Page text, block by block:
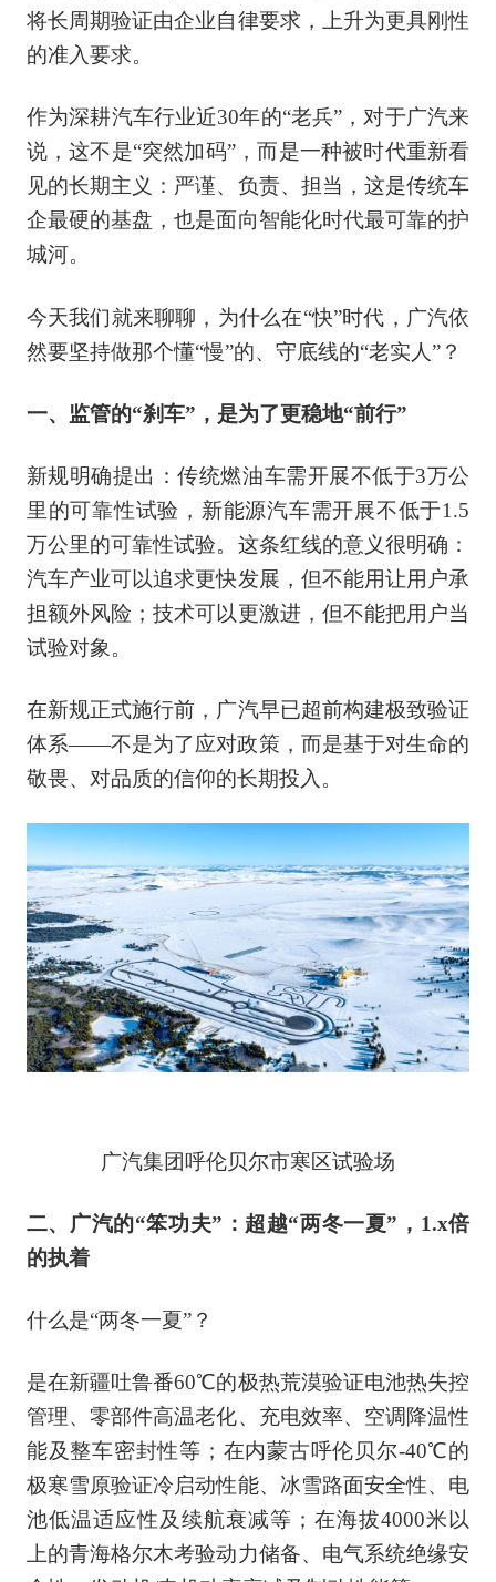
将长周期验证由企业自律要求，上升为更具刚性
的准入要求。
作为深耕汽车行业近30年的“老兵”，对于广汽来
说，这不是“突然加码”，而是一种被时代重新看
见的长期主义：严谨、负责、担当，这是传统车
企最硬的基盘，也是面向智能化时代最可靠的护
城河。
今天我们就来聊聊，为什么在“快”时代，广汽依
然要坚持做那个懂“慢”的、守底线的“老实人”？
一、监管的“刹车”，是为了更稳地“前行”
新规明确提出：传统燃油车需开展不低于3万公
里的可靠性试验，新能源汽车需开展不低于1.5
万公里的可靠性试验。这条红线的意义很明确：
汽车产业可以追求更快发展，但不能用让用户承
担额外风险；技术可以更激进，但不能把用户当
试验对象。
在新规正式施行前，广汽早已超前构建极致验证
体系——不是为了应对政策，而是基于对生命的
敬畏、对品质的信仰的长期投入。
广汽集团呼伦贝尔市寒区试验场
二、广汽的“笨功夫”：超越“两冬一夏”，1.x倍
的执着
什么是“两冬一夏”？
是在新疆吐鲁番60℃的极热荒漠验证电池热失控
管理、零部件高温老化、充电效率、空调降温性
能及整车密封性等；在内蒙古呼伦贝尔-40℃的
极寒雪原验证冷启动性能、冰雪路面安全性、电
池低温适应性及续航衰减等；在海拔4000米以
上的青海格尔木考验动力储备、电气系统绝缘安